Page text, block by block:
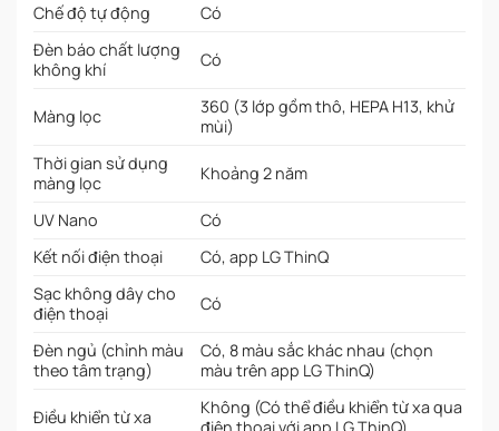
Chế độ tự động
Có
Đèn báo chất lượng
không khí
Có
Màng lọc
360 (3 lớp gồm thô, HEPA H13, khử
mùi)
Thời gian sử dụng
màng lọc
Khoảng 2 năm
UV Nano
Có
Kết nối điện thoại
Có, app LG ThinQ
Sạc không dây cho
điện thoại
Có
Đèn ngủ (chỉnh màu
theo tâm trạng)
Có, 8 màu sắc khác nhau (chọn
màu trên app LG ThinQ)
Điều khiển từ xa
Không (Có thể điều khiển từ xa qua